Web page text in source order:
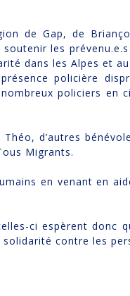
de Gap, de
les
dans les Alpes et au-
policière
policiers en
d’autres
Migrants.
en venant en
ci espèrent donc
contre les